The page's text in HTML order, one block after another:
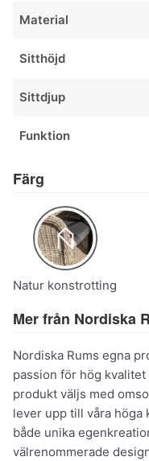
Material
Sitthöjd
Sittdjup
Funktion
Färg
Natur konstrotting
Mer från Nordiska
Nordiska Rums egna
passion för hög
produkt väljs med
lever upp till våra höga
både unika
välrenommerade